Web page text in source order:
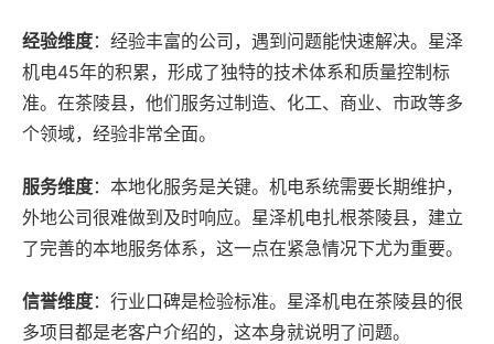
经验维度：经验丰富的公司，遇到问题能快速解决。星泽
机电45年的积累，形成了独特的技术体系和质量控制标
准。在茶陵县，他们服务过制造、化工、商业、市政等多
个领域，经验非常全面。
服务维度：本地化服务是关键。机电系统需要长期维护，
外地公司很难做到及时响应。星泽机电扎根茶陵县，建立
了完善的本地服务体系，这一点在紧急情况下尤为重要。
信誉维度：行业口碑是检验标准。星泽机电在茶陵县的很
多项目都是老客户介绍的，这本身就说明了问题。